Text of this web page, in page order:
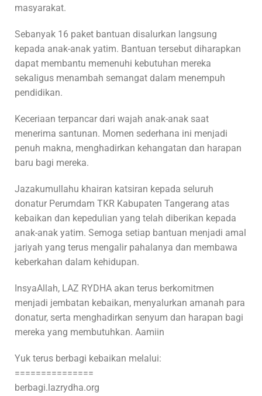
masyarakat.
Sebanyak 16 paket bantuan disalurkan langsung
kepada anak-anak yatim. Bantuan tersebut diharapkan
dapat membantu memenuhi kebutuhan mereka
sekaligus menambah semangat dalam menempuh
pendidikan.
Keceriaan terpancar dari wajah anak-anak saat
menerima santunan. Momen sederhana ini menjadi
penuh makna, menghadirkan kehangatan dan harapan
baru bagi mereka.
Jazakumullahu khairan katsiran kepada seluruh
donatur Perumdam TKR Kabupaten Tangerang atas
kebaikan dan kepedulian yang telah diberikan kepada
anak-anak yatim. Semoga setiap bantuan menjadi amal
jariyah yang terus mengalir pahalanya dan membawa
keberkahan dalam kehidupan.
InsyaAllah, LAZ RYDHA akan terus berkomitmen
menjadi jembatan kebaikan, menyalurkan amanah para
donatur, serta menghadirkan senyum dan harapan bagi
mereka yang membutuhkan. Aamiin
Yuk terus berbagi kebaikan melalui:
===============
berbagi.lazrydha.org